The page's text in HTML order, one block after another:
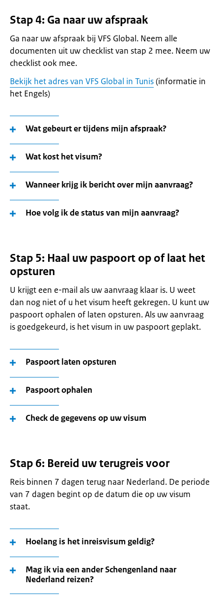
Stap 4: Ga naar uw afspraak
Ga naar uw afspraak bij VFS Global. Neem alle
documenten uit uw checklist van stap 2 mee. Neem uw
checklist ook mee.
Bekijk het adres van VFS Global in Tunis(informatie in
het Engels)
Wat gebeurt er tijdens mijn afspraak?
Wat kost het visum?
Wanneer krijg ik bericht over mijn aanvraag?
Hoe volg ik de status van mijn aanvraag?
Stap 5: Haal uw paspoort op of laat het
opsturen
U krijgt een e-mail als uw aanvraag klaar is. U weet
dan nog niet of u het visum heeft gekregen. U kunt uw
paspoort ophalen of laten opsturen. Als uw aanvraag
is goedgekeurd, is het visum in uw paspoort geplakt.
Paspoort laten opsturen
Paspoort ophalen
Check de gegevens op uw visum
Stap 6: Bereid uw terugreis voor
Reis binnen 7 dagen terug naar Nederland. De periode
van 7 dagen begint op de datum die op uw visum
staat.
Hoelang is het inreisvisum geldig?
Mag ik via een ander Schengenland naar
Nederland reizen?